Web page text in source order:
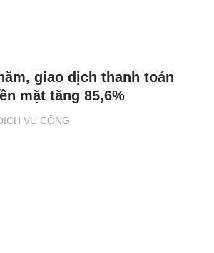
VỤ CÔNG
giao dịch thanh toán
mặt tăng 85,6%